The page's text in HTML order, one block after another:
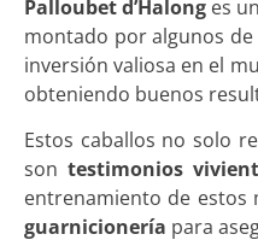
Palloubet d’Halong es
montado por algunos de
inversión valiosa en el
obteniendo buenos
Estos caballos no solo
son testimonios
entrenamiento de estos
guarnicionería para